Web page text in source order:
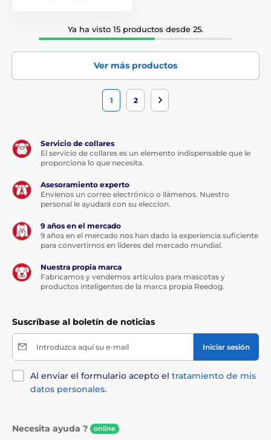
Ya ha visto 15 productos desde 25.
Ver más productos
1 2
Servicio de collares
El servicio de collares es un elemento indispensable que le
proporciona lo que necesita.
Asesoramiento experto
Envíenos un correo electrónico o llámenos. Nuestro
personal le ayudará con su eleccion.
9 años en el mercado
9 años en el mercado nos han dado la experiencia suficiente
para convertirnos en líderes del mercado mundial.
Nuestra propia marca
Fabricamos y vendemos artículos para mascotas y
productos inteligentes de la marca propia Reedog.
Suscríbase al boletín de noticias
Introduzca aquí su e-mail Iniciar sesión
Al enviar el formulario acepto el tratamiento de mis
datos personales.
Necesita ayuda ? online